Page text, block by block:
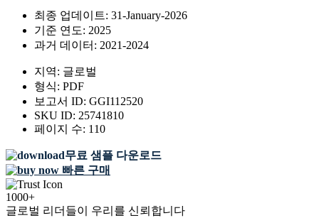
최종 업데이트: 31-January-2026
기준 연도: 2025
과거 데이터: 2021-2024
지역: 글로벌
형식: PDF
보고서 ID: GGI112520
SKU ID: 25741810
페이지 수: 110
무료 샘플 다운로드
빠른 구매
1000+
글로벌 리더들이 우리를 신뢰합니다